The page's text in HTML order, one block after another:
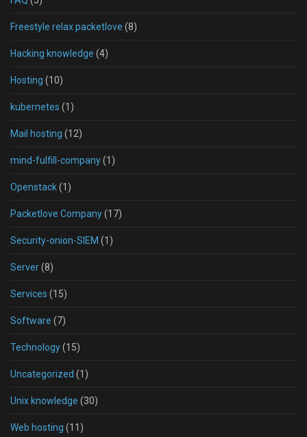
Freestyle relax packetlove (8)
Hacking knowledge (4)
Hosting (10)
kubernetes (1)
Mail hosting (12)
mind-fulfill-company(1)
Openstack(1)
Packetlove Company(17)
Security-onion-SIEM (1)
Server(8)
Services (15)
Software (7)
Technology(15)
Uncategorized (1)
Unix knowledge (30)
Web hosting (11)